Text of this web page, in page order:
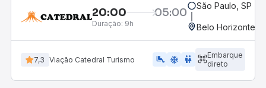
20:00 05:00
Duração: 9h
São Paulo, SP -
Belo Horizonte,
7,3 Viação Catedral Turismo airline_seat_legroom_extra ac_unit wc
Embarque
direto